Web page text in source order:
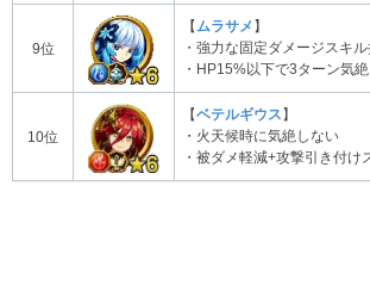
9位
【 ムラサメ 】
・強力な固定ダメージスキル
・HP15%以下で3ターン気
10位
【ベテルギウス 】
・火天候時に気絶しない
・被ダメ軽減+攻撃引き付け